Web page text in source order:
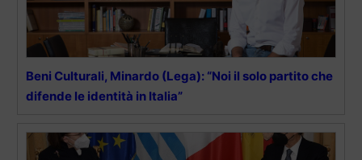
Beni Culturali, Minardo (Lega): “Noi il solo partito che
difende le identità in Italia”